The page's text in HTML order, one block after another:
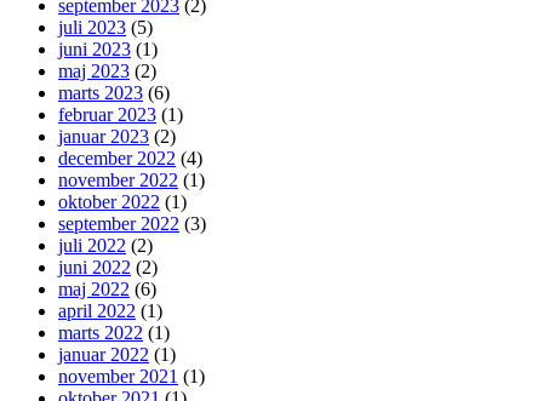
september 2023 (2)
juli 2023 (5)
juni 2023 (1)
maj 2023 (2)
marts 2023 (6)
februar 2023 (1)
januar 2023 (2)
december 2022 (4)
november 2022 (1)
oktober 2022 (1)
september 2022 (3)
juli 2022 (2)
juni 2022 (2)
maj 2022 (6)
april 2022 (1)
marts 2022 (1)
januar 2022 (1)
november 2021 (1)